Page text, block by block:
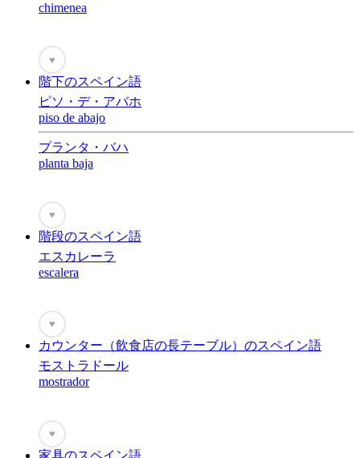
chimenea
♥
階下のスペイン語
ピソ・デ・アバホ
piso de abajo
プランタ・バハ
planta baja
♥
階段のスペイン語
エスカレーラ
escalera
♥
カウンター（飲食店の長テーブル）のスペイン語
モストラドール
mostrador
♥
家具のスペイン語